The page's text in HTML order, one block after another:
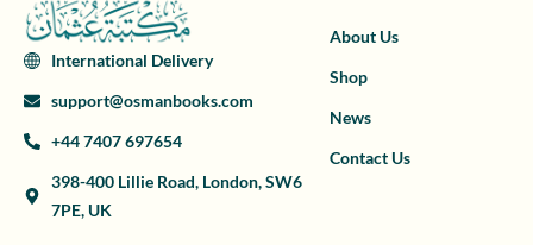
International Delivery
support@osmanbooks.com
+44 7407 697654
398-400 Lillie Road, London, SW6
7PE, UK
About Us
Shop
News
Contact Us